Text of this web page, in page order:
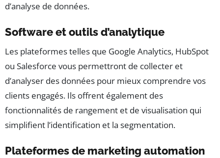
d’analyse de données.
Software et outils d’analytique
Les plateformes telles que Google Analytics, HubSpot
ou Salesforce vous permettront de collecter et
d’analyser des données pour mieux comprendre vos
clients engagés. Ils offrent également des
fonctionnalités de rangement et de visualisation qui
simplifient l’identification et la segmentation.
Plateformes de marketing automation